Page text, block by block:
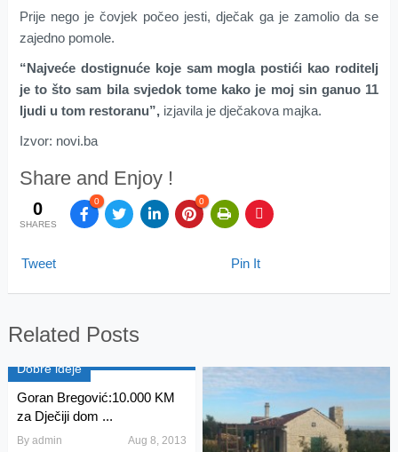
Prije nego je čovjek počeo jesti, dječak ga je zamolio da se
zajedno pomole.
“Najveće dostignuće koje sam mogla postići kao roditelj
je to što sam bila svjedok tome kako je moj sin ganuo 11
ljudi u tom restoranu”,izjavila je dječakova majka.
Izvor: novi.ba
Share and Enjoy !
0
SHARES
0 0
Tweet Pin It
Related Posts
Dobre ideje
Goran Bregović:10.000 KM
za Dječiji dom ...
By admin Aug 8, 2013